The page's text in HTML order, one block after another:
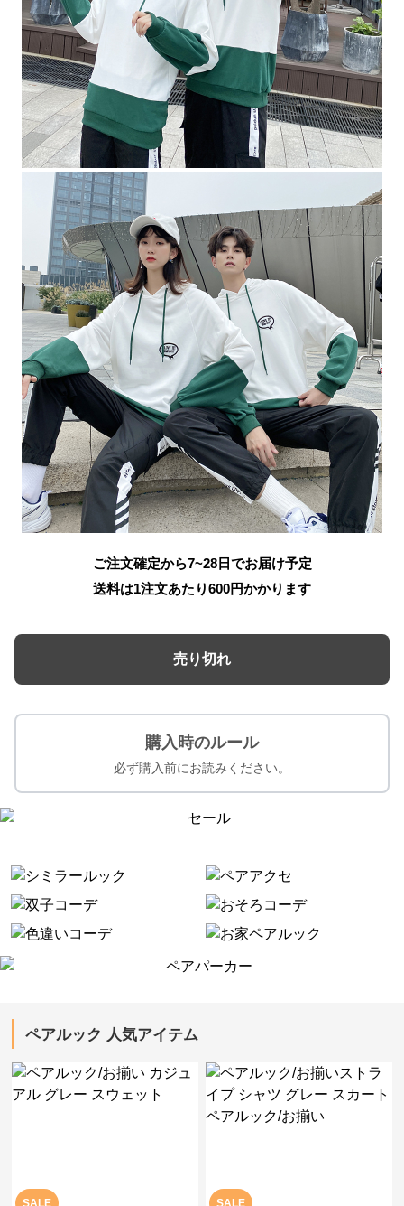
ご注文確定から7~28日でお届け予定
送料は1注文あたり600円かかります
売り切れ
購入時のルール
必ず購入前にお読みください。
ペアルック 人気アイテム
SALE SALE